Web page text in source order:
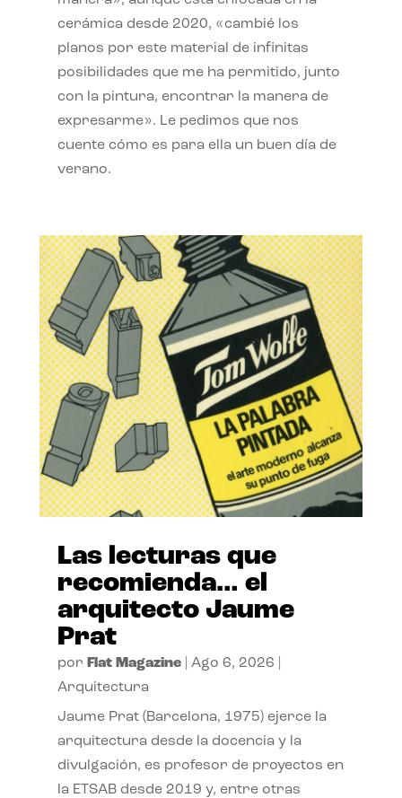
cerámica desde 2020, «cambié los
planos por este material de infinitas
posibilidades que me ha permitido, junto
con la pintura, encontrar la manera de
expresarme». Le pedimos que nos
cuente cómo es para ella un buen día de
verano.
Las lecturas que
recomienda… el
arquitecto Jaume
Prat
por Flat Magazine| Ago 6, 2026
Arquitectura
Jaume Prat (Barcelona, 1975) ejerce la
arquitectura desde la docencia y la
divulgación, es profesor de proyectos en
la ETSAB desde 2019 y, entre otras